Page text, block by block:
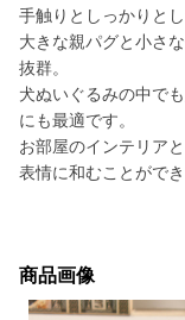
手触りとしっかりと
大きな親パグと小さ
抜群。
犬ぬいぐるみの中で
にも最適です。
お部屋のインテリア
表情に和むことができ
商品画像